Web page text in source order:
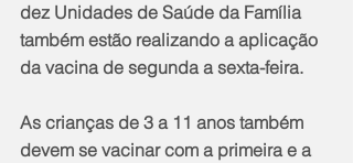
dez Unidades de Saúde da Família
também estão realizando a aplicação
da vacina de segunda a sexta-feira.
As crianças de 3 a 11 anos também
devem se vacinar com a primeira e a